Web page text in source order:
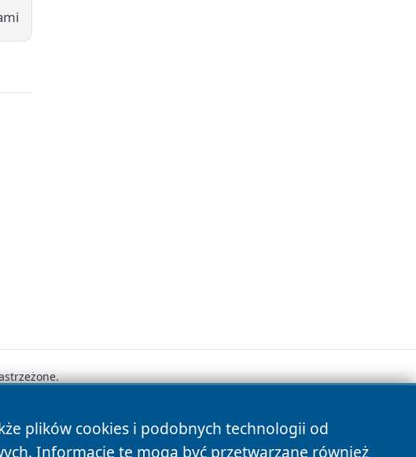
plików cookies i podobnych technologii od
Informacje te mogą być przetwarzane również
Cookies